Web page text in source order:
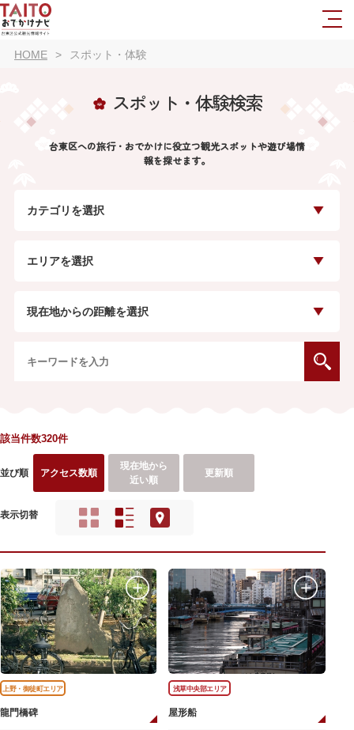
HOME スポット・体験
スポット・体験検索
台東区への旅行・おでかけに役立つ観光スポットや遊び場情
報を探せます。
カテゴリを選択
エリアを選択
現在地からの距離を選択
該当件数320件
並び順 アクセス数順
現在地から
近い順
更新順
表示切替
上野・御徒町エリア
龍門橋碑
浅草中央部エリア
屋形船